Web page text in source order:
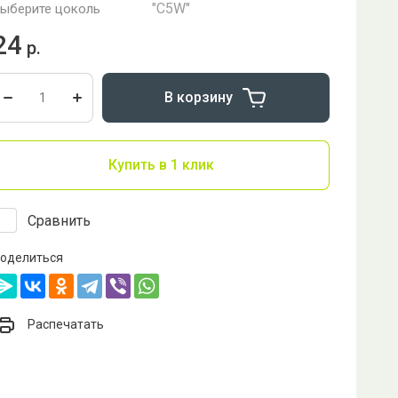
цоколь "C5W"
р.
В корзину
Купить в 1 клик
Сравнить
Распечатать